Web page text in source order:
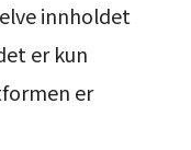
innholdet
er kun
er